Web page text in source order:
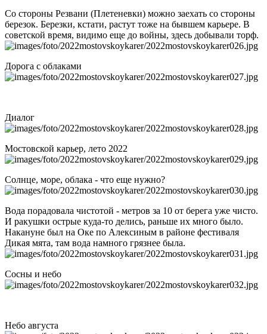
Со стороны Резвани (Плетеневки) можно заехать со стороны
березок. Березки, кстати, растут тоже на бывшем карьере. В
советской время, видимо еще до войны, здесь добывали торф.
Дорога с облаками
Диалог
Мостовской карьер, лето 2022
Солнце, море, облака - что еще нужно?
Вода порадовала чистотой - метров за 10 от берега уже чисто.
И ракушки острые куда-то делись, раньше их много было.
Накануне был на Оке по Алексиным в районе фестиваля
Дикая мята, там вода намного грязнее была.
Сосны и небо
Небо августа